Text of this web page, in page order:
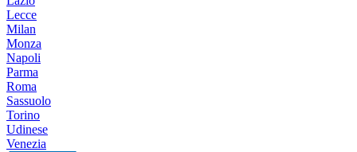
Lecce
Milan
Monza
Napoli
Parma
Roma
Sassuolo
Torino
Udinese
Venezia